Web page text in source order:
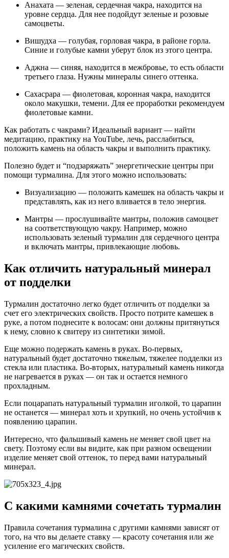
Анахата — зеленая, сердечная чакра, находится на
уровне сердца. Для нее подойдут зеленые и розовые
самоцветы.
Вишудха — голубая, горловая чакра, в районе горла.
Синие и голубые камни уберут блок из этого центра.
Аджна — синяя, находится в межбровье, то есть области
третьего глаза. Нужны минералы синего оттенка.
Сахасрара — фиолетовая, коронная чакра, находится
около макушки, темени. Для ее проработки рекомендуем
фиолетовые камни.
Как работать с чакрами? Идеальный вариант — найти
медитацию, практику на YouTube, лечь, расслабиться,
положить камень на область чакры и выполнить практику.
Полезно будет и “подзаряжать” энергетические центры при
помощи турмалина. Для этого можно использовать:
Визуализацию — положить камешек на область чакры и
представлять, как из него вливается в тело энергия.
Мантры — прослушивайте мантры, положив самоцвет
на соответствующую чакру. Например, можно
использовать зеленый турмалин для сердечного центра
и включать мантры, привлекающие любовь.
Как отличить натуральный минерал
от подделки
Турмалин достаточно легко будет отличить от подделки за
счет его электрических свойств. Просто потрите камешек в
руке, а потом поднесите к волосам: они должны притянуться
к нему, словно к свитеру из синтетики зимой.
Еще можно подержать камень в руках. Во-первых,
натуральный будет достаточно тяжелым, тяжелее подделки из
стекла или пластика. Во-вторых, натуральный камень никогда
не нагревается в руках — он так и остается немного
прохладным.
Если поцарапать натуральный турмалин иголкой, то царапин
не останется — минерал хоть и хрупкий, но очень устойчив к
появлению царапин.
Интересно, что фальшивый камень не меняет свой цвет на
свету. Поэтому если вы видите, как при разном освещении
изделие меняет свой оттенок, то перед вами натуральный
минерал.
С какими камнями сочетать турмалин
Правила сочетания турмалина с другими камнями зависят от
того, на что вы делаете ставку — красоту сочетания или же
усиление его магических свойств.